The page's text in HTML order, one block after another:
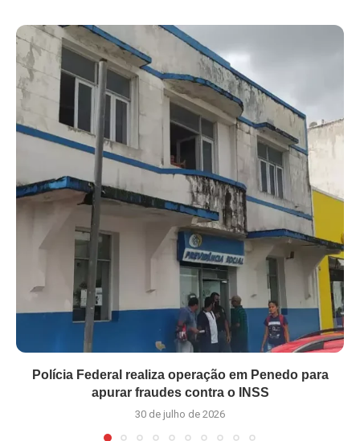
Polícia Federal realiza operação em Penedo para
apurar fraudes contra o INSS
30 de julho de 2026